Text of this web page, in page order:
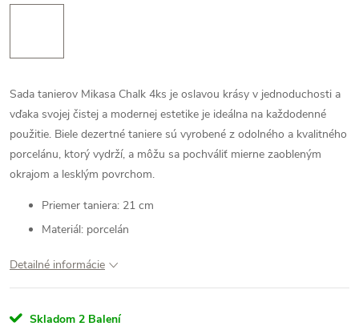
Sada tanierov Mikasa Chalk 4ks je oslavou krásy v jednoduchosti a
vďaka svojej čistej a modernej estetike je ideálna na každodenné
použitie. Biele dezertné taniere sú vyrobené z odolného a kvalitného
porcelánu, ktorý vydrží, a môžu sa pochváliť mierne zaobleným
okrajom a lesklým povrchom.
Priemer taniera: 21 cm
Materiál: porcelán
Detailné informácie
Skladom 2 Balení